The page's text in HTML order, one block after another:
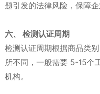
题引发的法律风险，保障企
六、 检测认证周期
检测认证周期根据商品类
所不同，一般需要 5-15个
机构。